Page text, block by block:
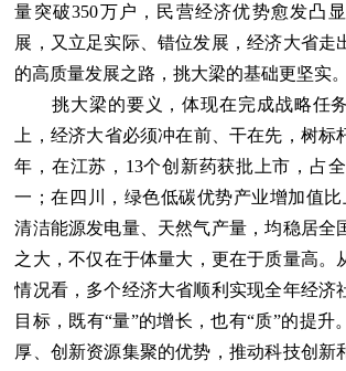
量突破350万户，民营经济优势愈发凸
展，又立足实际、错位发展，经济大省走
的高质量发展之路，挑大梁的基础更坚实。
挑大梁的要义，体现在完成战略任
上，经济大省必须冲在前、干在先，树标
年，在江苏，13个创新药获批上市，占
一；在四川，绿色低碳优势产业增加值比
清洁能源发电量、天然气产量，均稳居全
之大，不仅在于体量大，更在于质量高。
情况看，多个经济大省顺利实现全年经济
目标，既有“量”的增长，也有“质”的提升
厚、创新资源集聚的优势，推动科技创新